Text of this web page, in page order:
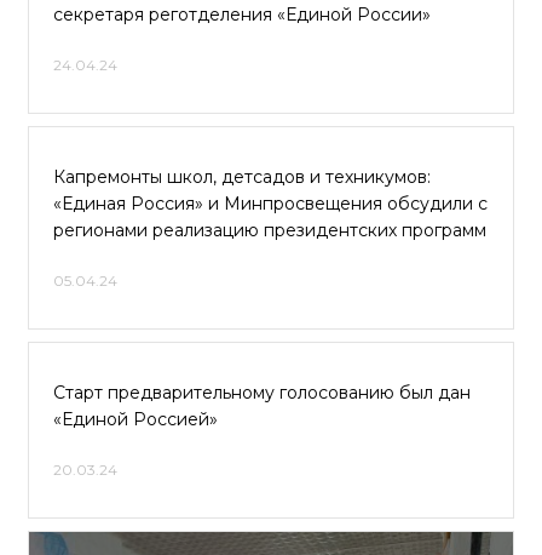
секретаря реготделения «Единой России»
24.04.24
Капремонты школ, детсадов и техникумов:
«Единая Россия» и Минпросвещения обсудили с
регионами реализацию президентских программ
05.04.24
Старт предварительному голосованию был дан
«Единой Россией»
20.03.24